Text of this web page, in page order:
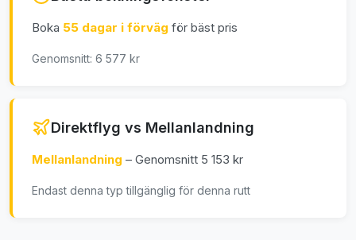
Boka 55 dagar i förväg för bäst pris
Genomsnitt: 6 577 kr
Direktflyg vs Mellanlandning
Mellanlandning – Genomsnitt 5 153 kr
Endast denna typ tillgänglig för denna rutt